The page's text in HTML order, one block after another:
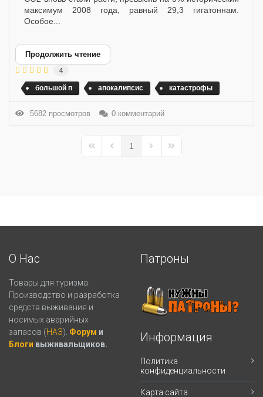
максимум 2008 года, равный 29,3 гигатоннам.
Особое...
Продолжить чтение
4
большой п апокалипсис катастрофы
5682 просмотров 0 комментарий
First PagePrevious Page
1
Next PageLast Page
О Нас
Товары для туризма.
Производство и разработка
средств выживания и
носимых аварийных
запасов (НАЗ). Форум и
Блоги выживальщиков.
Патроны
Информация
Политика
конфиденциальности
Карта сайта